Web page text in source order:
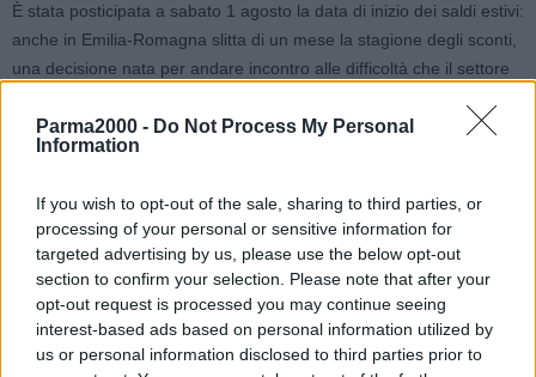
Parma2000 - Do Not Process My Personal
Information
If you wish to opt-out of the sale, sharing to third parties, or
processing of your personal or sensitive information for
targeted advertising by us, please use the below opt-out
section to confirm your selection. Please note that after your
opt-out request is processed you may continue seeing
interest-based ads based on personal information utilized by
us or personal information disclosed to third parties prior to
È stata posticipata a sabato 1 agosto la data di inizio dei saldi estivi:
anche in Emilia-Romagna slitta di un mese la stagione degli sconti,
una decisione nata per andare incontro alle difficoltà che il settore
causata dal Coronavirus ed alle esigenze manifestate dagli
operatori commerciali nella fase di ripartenza al termine della fase
Inoltre, per agevolare la ripartenza dei negozi dell’abbigliamento e
delle calzature che sono stati soggetti a chiusura forzata fino al 18
maggio 2020, la Regione Emilia-Romagna ha deciso di sospendere
per il 2020 il divieto di effettuare vendite promozionali nei trenta
giorni che precedono l’inizio dei saldi estivi per abbigliamento,